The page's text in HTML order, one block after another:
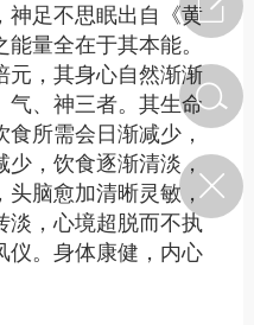
肺清瘟膏】
神足不思眠出自《黄
能量全在于其本能。
元，其身心自然渐渐
气、神三者。其生命
食所需会日渐减少，
少，饮食逐渐清淡，
头脑愈加清晰灵敏，
淡，心境超脱而不执
仪。身体康健，内心
所以与身心灵相应